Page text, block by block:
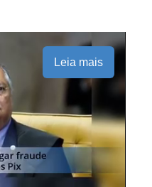
Leia mais